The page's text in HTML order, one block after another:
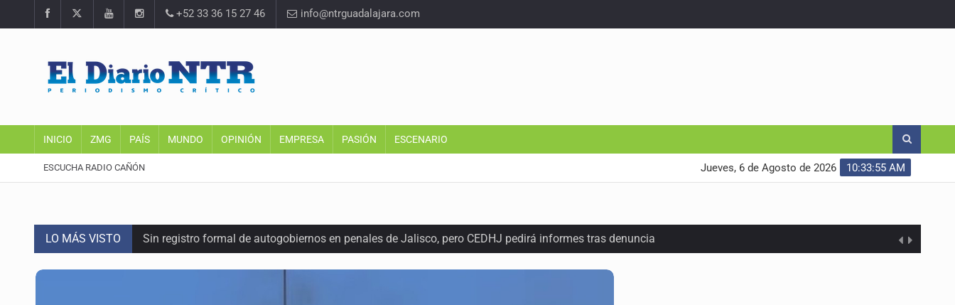
+52 33 36 15 27 46 info@ntrguadalajara.com
INICIO ZMG PAÍS MUNDO OPINIÓN EMPRESA PASIÓN ESCENARIO
ESCUCHA RADIO CAÑÓN 10:33:56 AM
Jueves, 6 de Agosto de 2026
LO MÁS VISTO Sin registro formal de autogobiernos en penales de Jalisco, pero CEDHJ pedirá informes tras denuncia
Citarían a Medrano si persiste falta de diálogo con vecinos de Mirador San Isidro